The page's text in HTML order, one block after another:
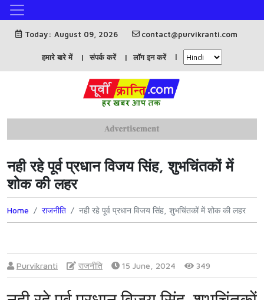
Today: August 09, 2026 contact@purvikranti.com
हमारे बारे में संपर्क करें लॉग इन करें
नही रहे पूर्व प्रधान विजय सिंह, शुभचिंतकों में
शोक की लहर
Home राजनीति नही रहे पूर्व प्रधान विजय सिंह, शुभचिंतकों में शोक की लहर
Purvikranti राजनीति 15 June, 2024 349